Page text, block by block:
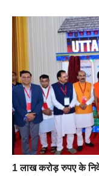
1 लाख करोड़ रुपए के